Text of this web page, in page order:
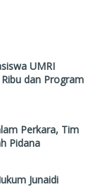
UMRI
dan Program
Perkara, Tim
Pidana
Junaidi